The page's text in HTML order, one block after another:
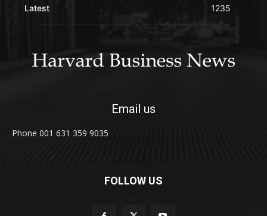
Latest
1235
Email us
Phone 001 631 359 9035
FOLLOW US